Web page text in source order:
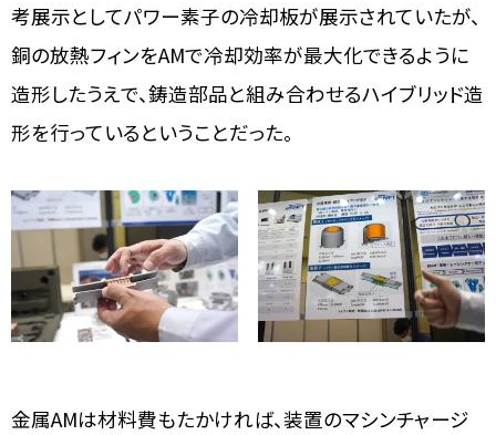
考展示としてパワー素子の冷却板が展示されていたが、
銅の放熱フィンをAMで冷却効率が最大化できるように
造形したうえで、鋳造部品と組み合わせるハイブリッド造
形を行っているということだった。
金属AMは材料費もたかければ、装置のマシンチャージ